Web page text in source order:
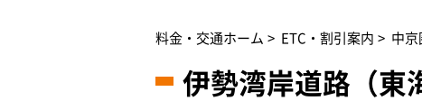
料金・交通ホーム > ETC・割引案内 > 中
伊勢湾岸道路（東